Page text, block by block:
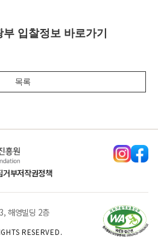
입찰정보 바로가기
목록
거부저작권정책
해영빌딩 2층
RESERVED.